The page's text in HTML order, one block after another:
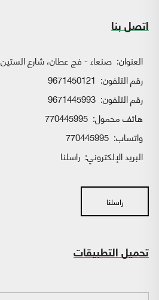
اتصل بنا
العنوان: صنعاء - فج عطان، شارع الستين
رقم التلفون: 9671450121
رقم التلفون: 9671445993
هاتف محمول: 770445995
واتساب:
البريد الإلكتروني: راسلنا
راسلنا
تحميل التطبيقات